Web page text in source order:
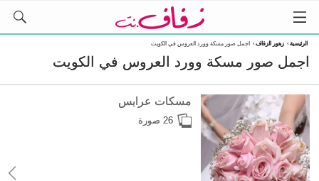
الرئيسية› زهور الزفاف› اجمل صور مسكة وورد العروس في الكويت
اجمل صور مسكة وورد العروس في الكويت
مسكات عرايس
26 صورة